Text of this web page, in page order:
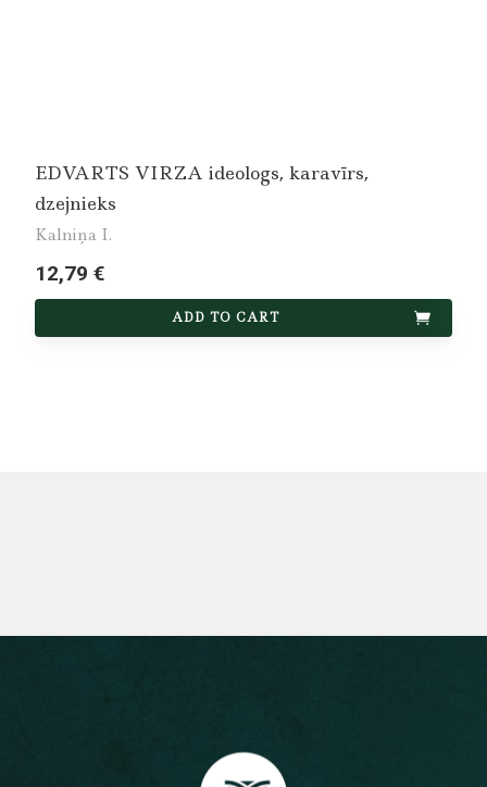
EDVARTS VIRZA ideologs, karavīrs,
dzejnieks
Kalniņa I.
12,79 €
ADD TO CART